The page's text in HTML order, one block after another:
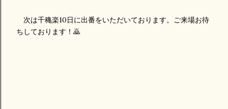
次は千穐楽10日に出番をいただいております。ご来場お待
ちしております！🙇